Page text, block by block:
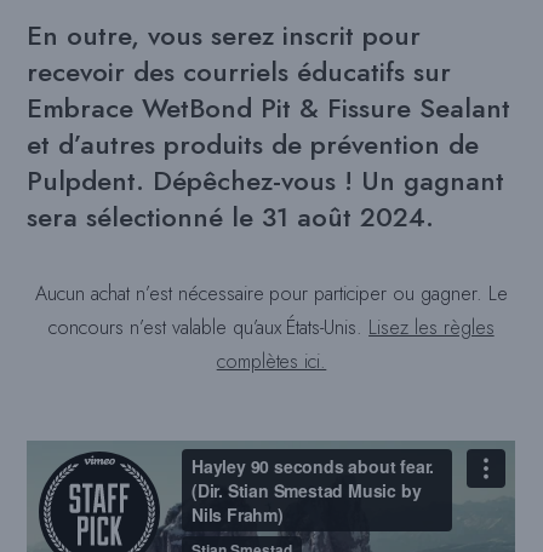
En outre, vous serez inscrit pour
recevoir des courriels éducatifs sur
Embrace WetBond Pit & Fissure Sealant
et d’autres produits de prévention de
Pulpdent. Dépêchez-vous ! Un gagnant
sera sélectionné le 31 août 2024.
Aucun achat n’est nécessaire pour participer ou gagner. Le
concours n’est valable qu’aux États-Unis. Lisez les règles
complètes ici.